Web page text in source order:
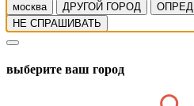
москва ДРУГОЙ ГОРОД
НЕ СПРАШИВАТЬ
выберите ваш город